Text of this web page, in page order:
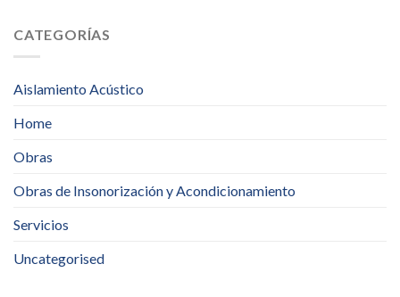
CATEGORÍAS
Aislamiento Acústico
Home
Obras
Obras de Insonorización y Acondicionamiento
Servicios
Uncategorised